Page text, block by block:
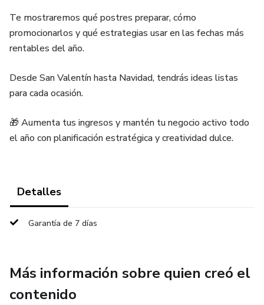
Te mostraremos qué postres preparar, cómo
promocionarlos y qué estrategias usar en las fechas más
rentables del año.
Desde San Valentín hasta Navidad, tendrás ideas listas
para cada ocasión.
🎁 Aumenta tus ingresos y mantén tu negocio activo todo
el año con planificación estratégica y creatividad dulce.
Detalles
Garantía de 7 días
Más información sobre quien creó el
contenido